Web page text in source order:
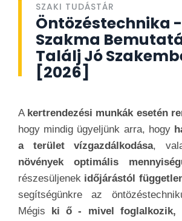
SZAKI TUDÁSTÁR
Öntözéstechnika
Szakma
Találj Jó
[2026]
A kertrendezési munkák esetén
hogy mindig ügyeljünk arra, hogy
a terület vízgazdálkodása,
növények optimális
részesüljenek időjárástól
segítségünkre az
Mégis ki ő - mivel foglalkozik,